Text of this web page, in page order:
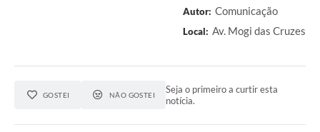
Autor: Comunicação
Local: Av. Mogi das Cruzes
GOSTEI NÃO GOSTEI
Seja o primeiro a curtir esta
notícia.